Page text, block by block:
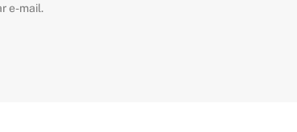
e-mail.